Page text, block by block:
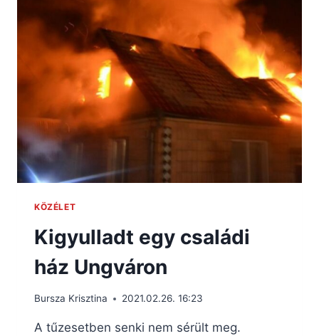
KÖZÉLET
Kigyulladt egy családi
ház Ungváron
Bursza Krisztina 2021.02.26. 16:23
A tűzesetben senki nem sérült meg.